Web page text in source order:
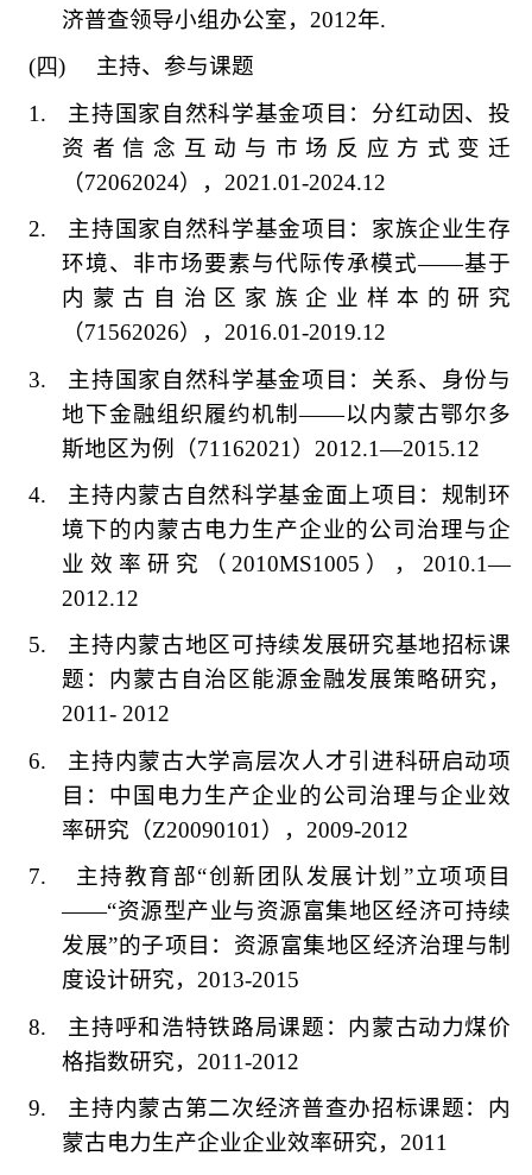
济普查领导小组办公室， 2012年.
(四)
主持、参与课题
1.
主持国家自然科学基金项目：分红动因、投
资者信念互动与市场反应方式变迁
（72062024）， 2021.01-2024.12
2.
主持国家自然科学基金项目：家族企业生存
环境、非市场要素与代际传承模式——基于
内蒙古自治区家族企业样本的研究
（71562026），2016.01-2019.12
3.
主持国家自然科学基金项目：关系、身份与
地下金融组织履约机制——以内蒙古鄂尔多
斯地区为例（71162021 ） 2012.1—2015.12
4.
主持内蒙古自然科学基金面上项目：规制环
境下的内蒙古电力生产企业的公司治理与企
业效率研究（ 2010MS1005 ）， 2010.1—
2012.12
5.
主持内蒙古地区可持续发展研究基地招标课
题：内蒙古自治区能源金融发展策略研究，
2011- 2012
6.
主持内蒙古大学高层次人才引进科研启动项
目：中国电力生产企业的公司治理与企业效
率研究（Z20090101 ）， 2009-2012
7.
主持教育部“创新团队发展计划 ”立项项目
——“资源型产业与资源富集地区经济可持续
发展”的子项目：资源富集地区经济治理与制
度设计研究， 2013-2015
8.
主持呼和浩特铁路局课题：内蒙古动力煤价
格指数研究， 2011-2012
9.
主持内蒙古第二次经济普查办招标课题：内
蒙古电力生产企业企业效率研究， 2011